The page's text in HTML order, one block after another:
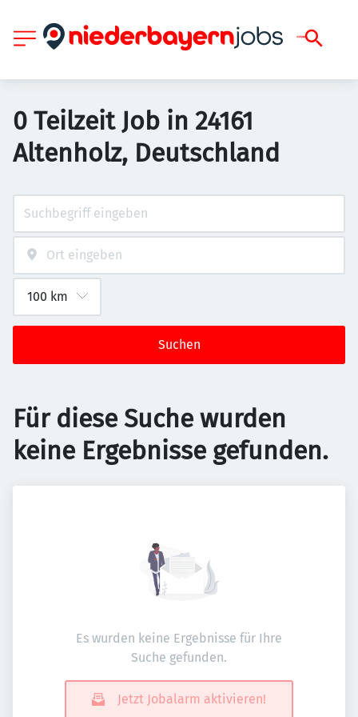
0 Teilzeit Job in 24161
Altenholz, Deutschland
Suchen
Für diese Suche wurden
keine Ergebnisse gefunden.
Es wurden keine Ergebnisse für Ihre
Suche gefunden.
Jetzt Jobalarm aktivieren!